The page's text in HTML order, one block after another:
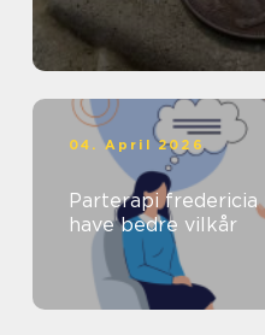
04. April 2026
Parterapi fredericia når kærligheden skal
have bedre vilkår